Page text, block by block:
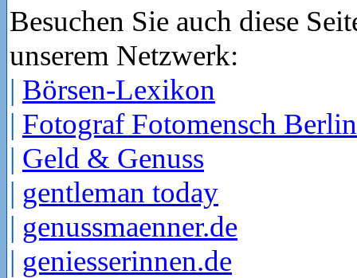
Besuchen Sie auch diese
unserem Netzwerk:
| Börsen-Lexikon
| Fotograf Fotomensch Berlin
| Geld & Genuss
| gentleman today
| genussmaenner.de
| geniesserinnen.de